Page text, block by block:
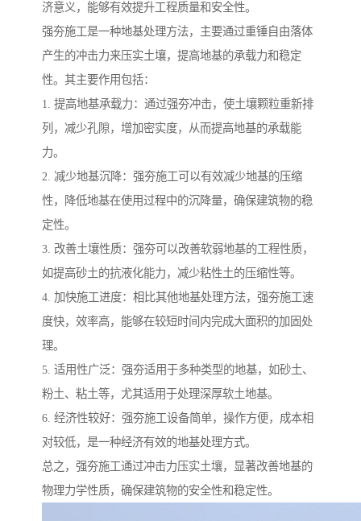
济意义，能够有效提升工程质量和安全性。
强夯施工是一种地基处理方法，主要通过重锤自由落体
产生的冲击力来压实土壤，提高地基的承载力和稳定
性。其主要作用包括：
1. 提高地基承载力：通过强夯冲击，使土壤颗粒重新排
列，减少孔隙，增加密实度，从而提高地基的承载能
力。
2. 减少地基沉降：强夯施工可以有效减少地基的压缩
性，降低地基在使用过程中的沉降量，确保建筑物的稳
定性。
3. 改善土壤性质：强夯可以改善软弱地基的工程性质，
如提高砂土的抗液化能力，减少粘性土的压缩性等。
4. 加快施工进度：相比其他地基处理方法，强夯施工速
度快，效率高，能够在较短时间内完成大面积的加固处
理。
5. 适用性广泛：强夯适用于多种类型的地基，如砂土、
粉土、粘土等，尤其适用于处理深厚软土地基。
6. 经济性较好：强夯施工设备简单，操作方便，成本相
对较低，是一种经济有效的地基处理方式。
总之，强夯施工通过冲击力压实土壤，显著改善地基的
物理力学性质，确保建筑物的安全性和稳定性。